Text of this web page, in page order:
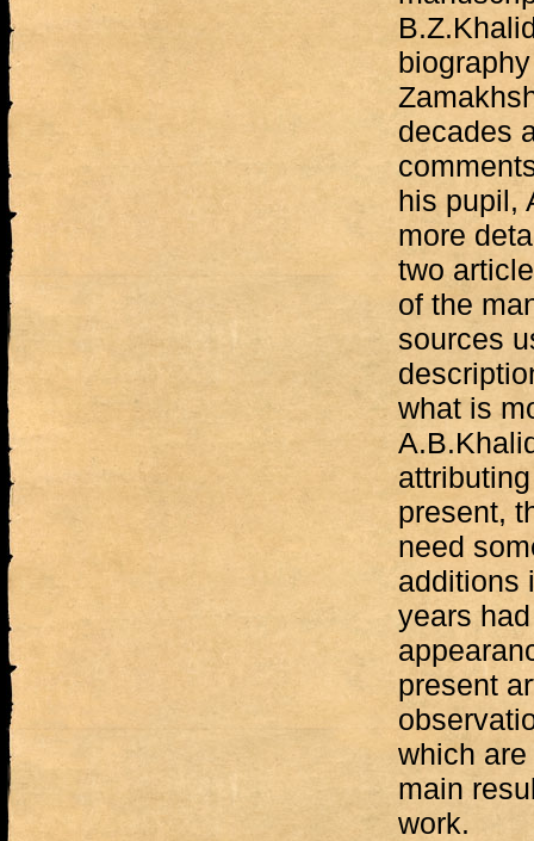
decades
his pupil,
more
two
of the
sources
what is
present,
need
additions
years
present
which
main
work.